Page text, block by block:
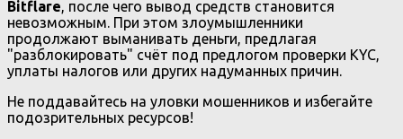
Bitflare, после чего вывод средств становится
невозможным. При этом злоумышленники
продолжают выманивать деньги, предлагая
"разблокировать" счёт под предлогом проверки KYC,
уплаты налогов или других надуманных причин.
Не поддавайтесь на уловки мошенников и избегайте
подозрительных ресурсов!